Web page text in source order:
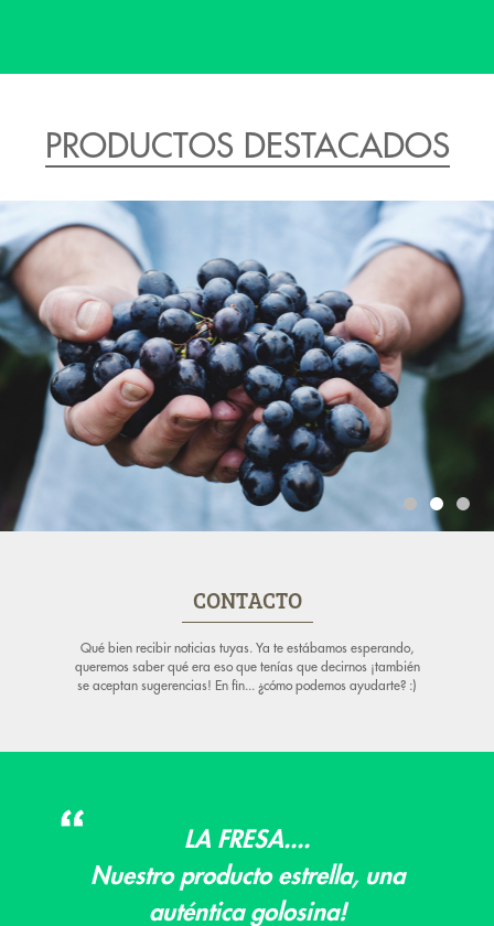
PRODUCTOS DESTACADOS
CONTACTO
Qué bien recibir noticias tuyas. Ya te estábamos esperando,
queremos saber qué era eso que tenías que decirnos ¡también
se aceptan sugerencias! En fin... ¿cómo podemos ayudarte? :)
LA FRESA....
Nuestro producto estrella, una
auténtica golosina!